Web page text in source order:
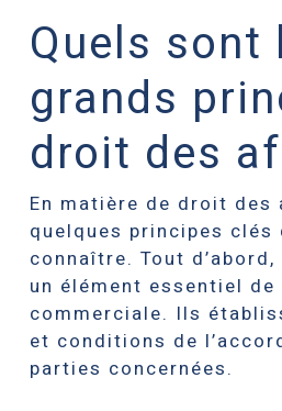
Quels sont
grands
droit des
En matière de droit
quelques principes clés
connaître. Tout
un élément essentiel
commerciale. Ils
et conditions de
parties concernées.